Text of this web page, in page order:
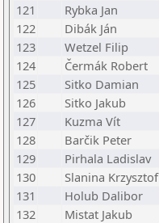
121
Rybka Jan
122
Dibák Ján
123
Wetzel Filip
124
Čermák Robert
125
Sitko Damian
126
Sitko Jakub
127
Kuzma Vít
128
Barčik Peter
129
Pirhala Ladislav
130
Slanina Krzysztof
131
Holub Dalibor
132
Mistat Jakub